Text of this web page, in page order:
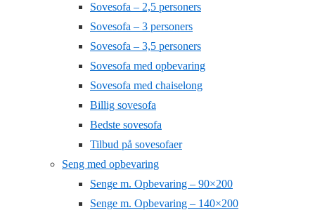
Sovesofa – 2,5 personers
Sovesofa – 3 personers
Sovesofa – 3,5 personers
Sovesofa med opbevaring
Sovesofa med chaiselong
Billig sovesofa
Bedste sovesofa
Tilbud på sovesofaer
Seng med opbevaring
Senge m. Opbevaring – 90×200
Senge m. Opbevaring – 140×200